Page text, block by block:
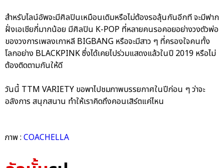
สำหรับไลน์อัพจะมีศิลปินเหมือนเดิมหรือไม่ต้องรอลุ้นกันอีกที จะมีฟาก
ฝั่งเอเชียกี่มากน้อย มีศิลปิน K-POP ที่หลายคนรอคอยอย่างวงตัวพ่อ
ของวงการเพลงเกาหลี BIGBANG หรือจะมีสาว ๆ ที่ครองใจคนทั้ง
โลกอย่าง BLACKPINK ซึ่งได้เคยไปร่วมแสดงแล้วในปี 2019 หรือไม่
ต้องติดตามกันให้ดี
วันนี้ TTM VARIETY ขอพาไปชมภาพบรรยกาศในปีก่อน ๆ ว่าจะ
อลังการ สนุกสนาน ทำให้เราคิดถึงคอนเสิร์ตแค่ไหน
ภาพ : COACHELLA